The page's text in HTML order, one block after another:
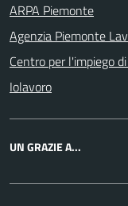
ARPA Piemonte
Agenzia Piemonte
Centro per l'impiego
Iolavoro
UN GRAZIE A...